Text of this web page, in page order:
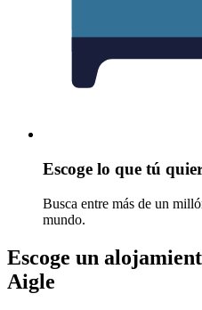
Escoge lo que tú
Busca entre más de un
mundo.
Escoge un
Aigle